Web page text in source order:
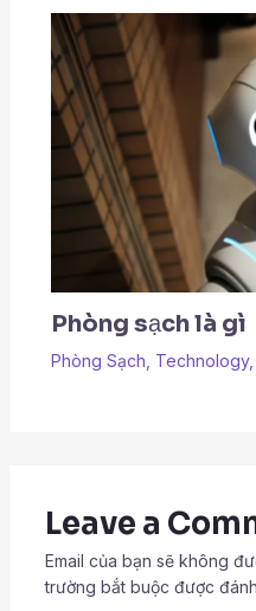
Phòng sạch là gì
Phòng Sạch Technology,
Leave a
Email của bạn sẽ không
trường bắt buộc được